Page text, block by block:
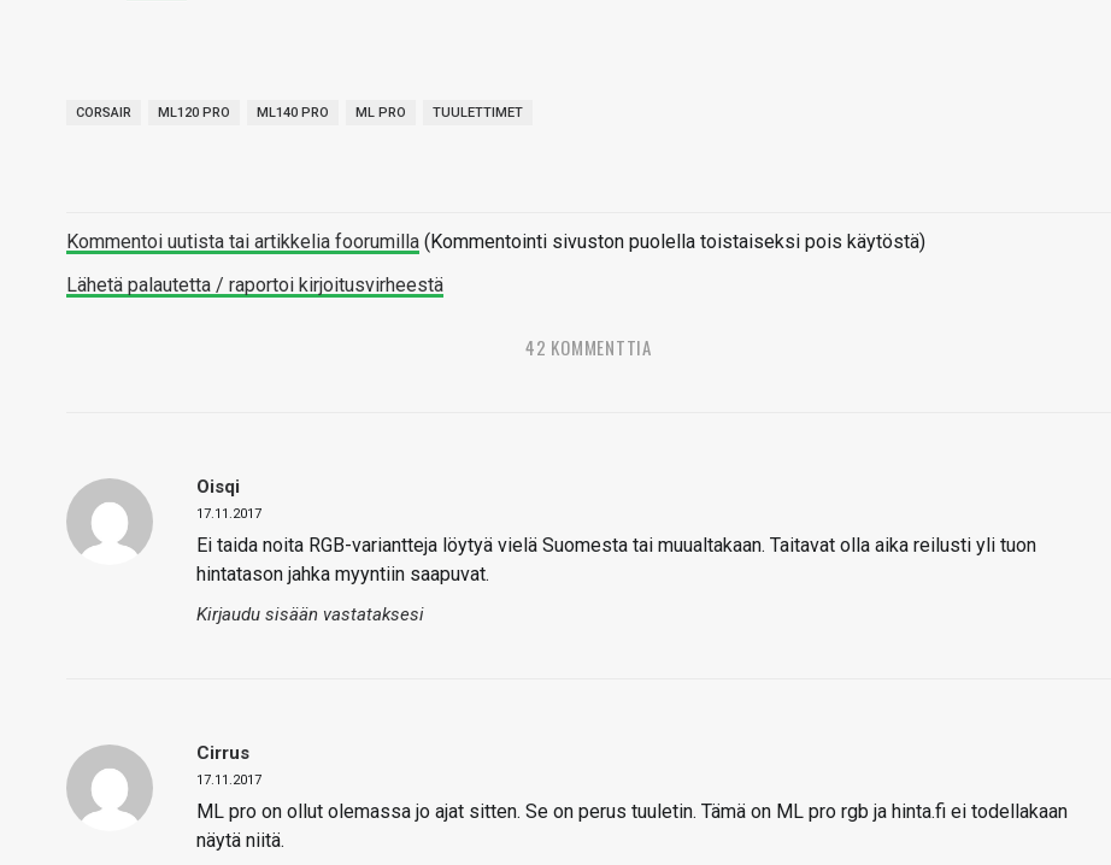
CORSAIR ML120 PRO ML140 PRO ML PRO TUULETTIMET
Kommentoi uutista tai artikkelia foorumilla (Kommentointi sivuston puolella toistaiseksi pois käytöstä)
Lähetä palautetta / raportoi kirjoitusvirheestä
42 KOMMENTTIA
Oisqi
17.11.2017
Ei taida noita RGB-variantteja löytyä vielä Suomesta tai muualtakaan. Taitavat olla aika reilusti yli tuon
hintatason jahka myyntiin saapuvat.
Kirjaudu sisään vastataksesi
Cirrus
17.11.2017
ML pro on ollut olemassa jo ajat sitten. Se on perus tuuletin. Tämä on ML pro rgb ja hinta.fi ei todellakaan
näytä niitä.